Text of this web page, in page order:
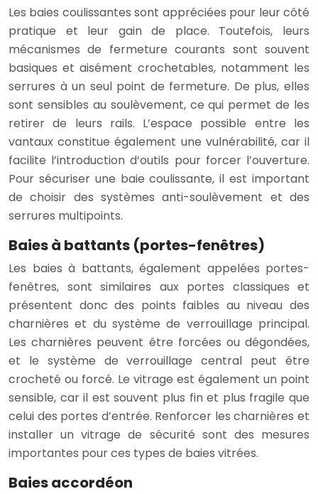
Les baies coulissantes sont appréciées pour leur côté
pratique et leur gain de place. Toutefois, leurs
mécanismes de fermeture courants sont souvent
basiques et aisément crochetables, notamment les
serrures à un seul point de fermeture. De plus, elles
sont sensibles au soulèvement, ce qui permet de les
retirer de leurs rails. L’espace possible entre les
vantaux constitue également une vulnérabilité, car il
facilite l’introduction d’outils pour forcer l’ouverture.
Pour sécuriser une baie coulissante, il est important
de choisir des systèmes anti-soulèvement et des
serrures multipoints.
Baies à battants (portes-fenêtres)
Les baies à battants, également appelées portes-
fenêtres, sont similaires aux portes classiques et
présentent donc des points faibles au niveau des
charnières et du système de verrouillage principal.
Les charnières peuvent être forcées ou dégondées,
et le système de verrouillage central peut être
crocheté ou forcé. Le vitrage est également un point
sensible, car il est souvent plus fin et plus fragile que
celui des portes d’entrée. Renforcer les charnières et
installer un vitrage de sécurité sont des mesures
importantes pour ces types de baies vitrées.
Baies accordéon